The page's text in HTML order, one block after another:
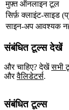
मुफ़्त ऑनलाइन टूल
सिर्फ़ क्लाइंट‑साइड
साइन‑अप आवश्यक
संबंधित टूल्स देखें
और चाहिए? देखें सभी
और वैलिडेटर्स.
संबंधित टूल्स